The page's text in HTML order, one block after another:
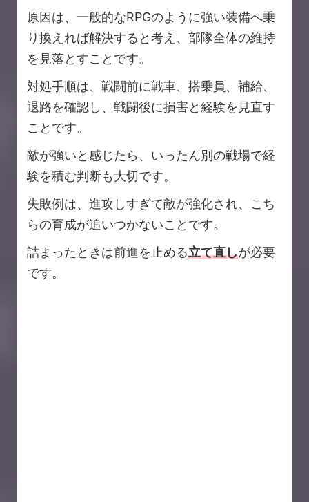
原因は、一般的なRPGのように強い装備へ乗
り換えれば解決すると考え、部隊全体の維持
を見落とすことです。
対処手順は、戦闘前に戦車、搭乗員、補給、
退路を確認し、戦闘後に損害と経験を見直す
ことです。
敵が強いと感じたら、いったん別の戦場で経
験を積む判断も大切です。
失敗例は、進攻しすぎて敵が強化され、こち
らの育成が追いつかないことです。
詰まったときは前進を止める立て直しが必要
です。